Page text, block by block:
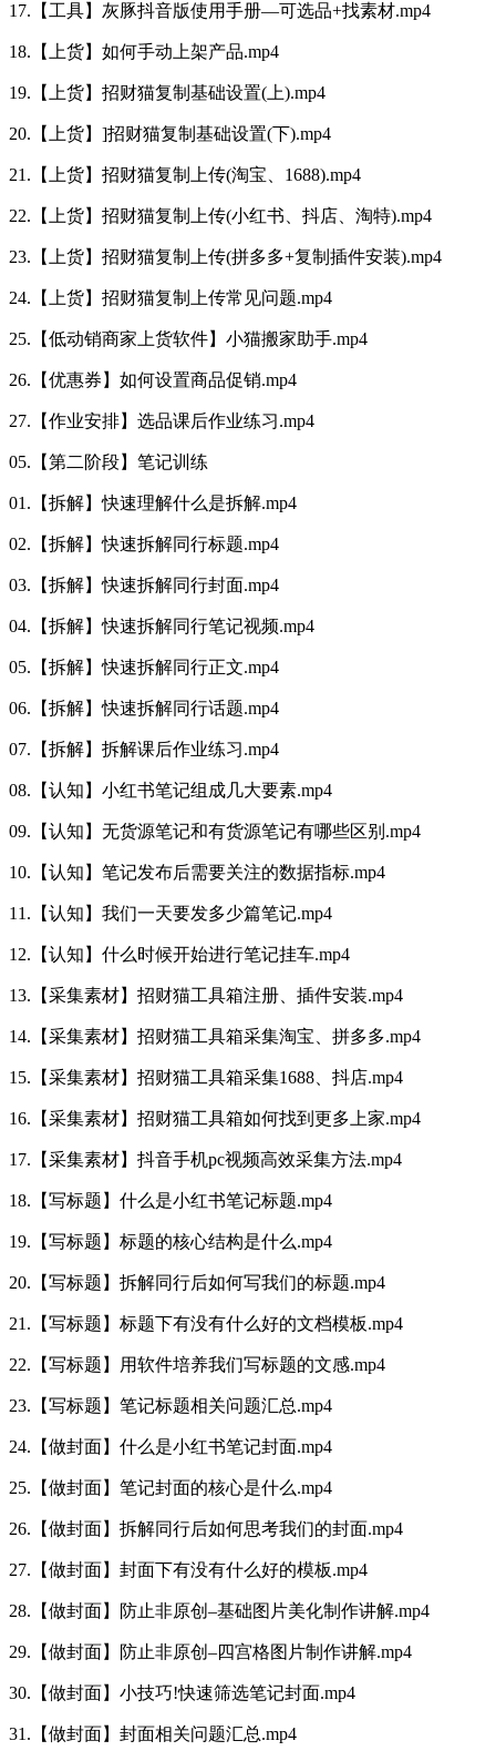
17.【工具】灰豚抖音版使用手册—可选品+找素材.mp4
18.【上货】如何手动上架产品.mp4
19.【上货】招财猫复制基础设置(上).mp4
20.【上货】]招财猫复制基础设置(下).mp4
21.【上货】招财猫复制上传(淘宝、1688).mp4
22.【上货】招财猫复制上传(小红书、抖店、淘特).mp4
23.【上货】招财猫复制上传(拼多多+复制插件安装).mp4
24.【上货】招财猫复制上传常见问题.mp4
25.【低动销商家上货软件】小猫搬家助手.mp4
26.【优惠券】如何设置商品促销.mp4
27.【作业安排】选品课后作业练习.mp4
05.【第二阶段】笔记训练
01.【拆解】快速理解什么是拆解.mp4
02.【拆解】快速拆解同行标题.mp4
03.【拆解】快速拆解同行封面.mp4
04.【拆解】快速拆解同行笔记视频.mp4
05.【拆解】快速拆解同行正文.mp4
06.【拆解】快速拆解同行话题.mp4
07.【拆解】拆解课后作业练习.mp4
08.【认知】小红书笔记组成几大要素.mp4
09.【认知】无货源笔记和有货源笔记有哪些区别.mp4
10.【认知】笔记发布后需要关注的数据指标.mp4
11.【认知】我们一天要发多少篇笔记.mp4
12.【认知】什么时候开始进行笔记挂车.mp4
13.【采集素材】招财猫工具箱注册、插件安装.mp4
14.【采集素材】招财猫工具箱采集淘宝、拼多多.mp4
15.【采集素材】招财猫工具箱采集1688、抖店.mp4
16.【采集素材】招财猫工具箱如何找到更多上家.mp4
17.【采集素材】抖音手机pc视频高效采集方法.mp4
18.【写标题】什么是小红书笔记标题.mp4
19.【写标题】标题的核心结构是什么.mp4
20.【写标题】拆解同行后如何写我们的标题.mp4
21.【写标题】标题下有没有什么好的文档模板.mp4
22.【写标题】用软件培养我们写标题的文感.mp4
23.【写标题】笔记标题相关问题汇总.mp4
24.【做封面】什么是小红书笔记封面.mp4
25.【做封面】笔记封面的核心是什么.mp4
26.【做封面】拆解同行后如何思考我们的封面.mp4
27.【做封面】封面下有没有什么好的模板.mp4
28.【做封面】防止非原创–基础图片美化制作讲解.mp4
29.【做封面】防止非原创–四宫格图片制作讲解.mp4
30.【做封面】小技巧!快速筛选笔记封面.mp4
31.【做封面】封面相关问题汇总.mp4